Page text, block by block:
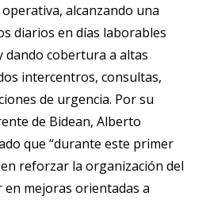
alcanzando una
diarios en días laborables
dando cobertura a altas
intercentros, consultas,
de urgencia. Por su
de Bidean, Alberto
que “durante este primer
reforzar la organización del
en mejoras orientadas a